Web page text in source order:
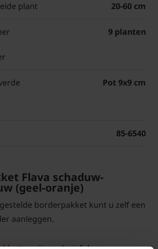
plant 20-60 cm
9 planten
Pot 9x9 cm
85-6540
Flava schaduw-
(geel-oranje)
borderpakket kunt u zelf een
aanleggen.